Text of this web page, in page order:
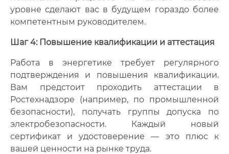
уровне сделают вас в будущем гораздо более
компетентным руководителем.
Шаг 4: Повышение квалификации и аттестация
Работа в энергетике требует регулярного
подтверждения и повышения квалификации.
Вам предстоит проходить аттестации в
Ростехнадзоре (например, по промышленной
безопасности), получать группы допуска по
электробезопасности. Каждый новый
сертификат и удостоверение — это плюс к
вашей ценности на рынке труда.